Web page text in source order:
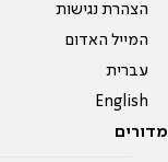
הצהרת נגישות
המייל האדום
עברית
English
מדורים